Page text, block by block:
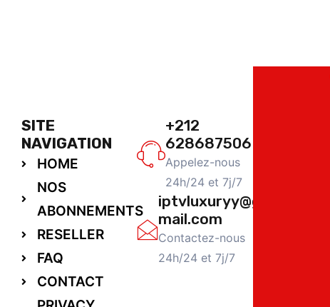
SITE
NAVIGATION
HOME
NOS
ABONNEMENTS
RESELLER
FAQ
CONTACT
+212
628687506
Appelez-nous
24h/24 et 7j/7
iptvluxuryy@g
mail.com
Contactez-nous
24h/24 et 7j/7